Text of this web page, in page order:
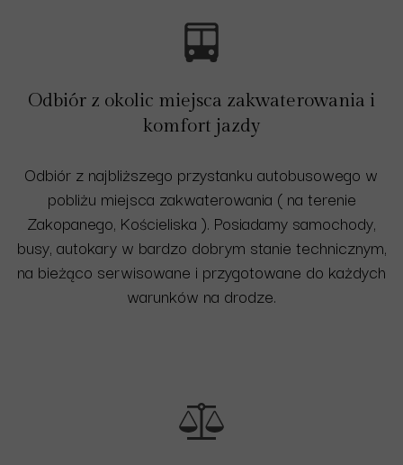
Odbiór z okolic miejsca zakwaterowania i
komfort jazdy
Odbiór z najbliższego przystanku autobusowego w
pobliżu miejsca zakwaterowania ( na terenie
Zakopanego, Kościeliska ). Posiadamy samochody,
busy, autokary w bardzo dobrym stanie technicznym,
na bieżąco serwisowane i przygotowane do każdych
warunków na drodze.